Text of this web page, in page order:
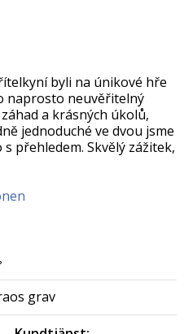
byli na únikové hře
naprosto neuvěřitelný
a krásných úkolů,
jednoduché ve dvou jsme
přehledem. Skvělý zážitek,
grav